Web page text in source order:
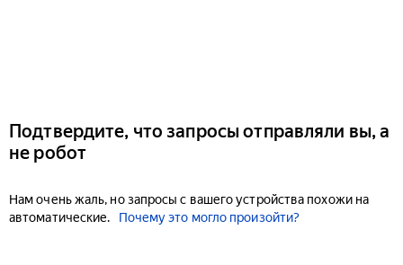
Подтвердите, что запросы отправляли вы, а
не робот
Нам очень жаль, но запросы с вашего устройства похожи на
автоматические.
Почему это могло произойти?